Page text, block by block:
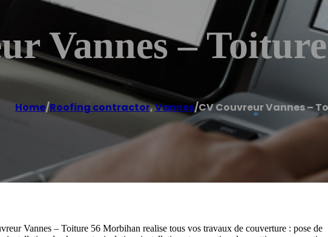
Vannes –
Home/Roofing contractor,Vannes/CV Couvreur Vannes –
Vannes – Toiture 56 Morbihan realise tous vos travaux de couverture : pose de